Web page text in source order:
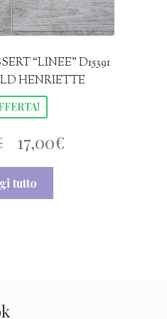
“LINEE” D15391
HENRIETTE
prezzo
originale
17,00€
tutto